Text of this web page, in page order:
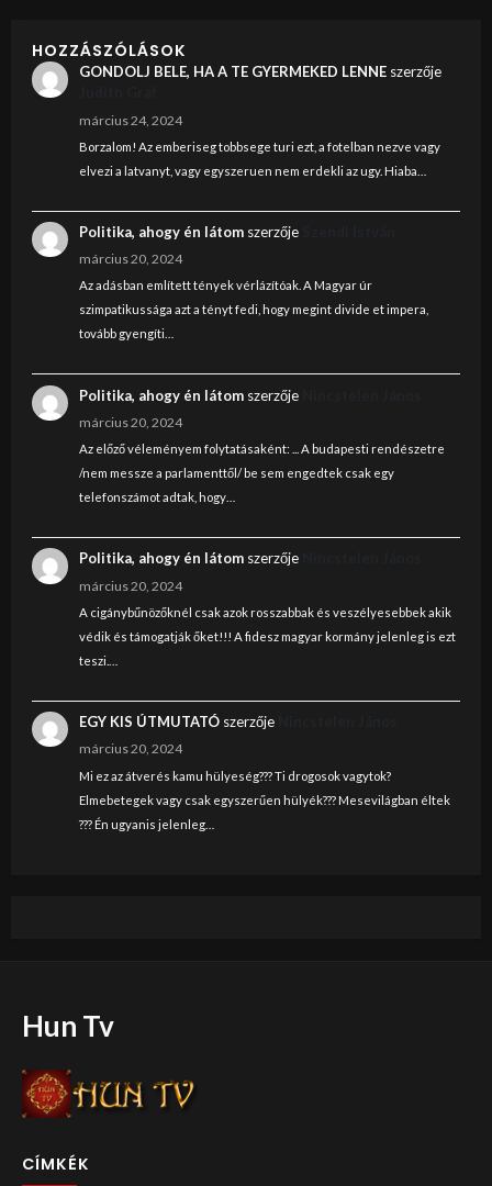
HOZZÁSZÓLÁSOK
GONDOLJ BELE, HA A TE GYERMEKED LENNEszerzője
március 24, 2024
Borzalom! Az emberiseg tobbsege turi ezt, a fotelban nezve vagy
elvezi a latvanyt, vagy egyszeruen nem erdekli az ugy. Hiaba…
Politika, ahogy én látomszerzője
március 20, 2024
Az adásban említett tények vérlázítóak. A Magyar úr
szimpatikussága azt a tényt fedi, hogy megint divide et impera,
tovább gyengíti…
Politika, ahogy én látomszerzője
március 20, 2024
Az előző véleményem folytatásaként: ... A budapesti rendészetre
/nem messze a parlamenttől/ be sem engedtek csak egy
telefonszámot adtak, hogy…
Politika, ahogy én látomszerzője
március 20, 2024
A cigánybűnözőknél csak azok rosszabbak és veszélyesebbek akik
védik és támogatják őket!!! A fidesz magyar kormány jelenleg is ezt
teszi.…
EGY KIS ÚTMUTATÓszerzője
március 20, 2024
Mi ez az átverés kamu hülyeség??? Ti drogosok vagytok?
Elmebetegek vagy csak egyszerűen hülyék??? Mesevilágban éltek
??? Én ugyanis jelenleg…
Hun Tv
CÍMKÉK